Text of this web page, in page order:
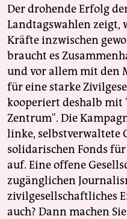
Der drohende Erfolg
Landtagswahlen zeigt,
Kräfte inzwischen
braucht es
und vor allem mit den
für eine starke
kooperiert deshalb
Zentrum". Die
linke, selbstverwaltete
solidarischen Fonds
auf. Eine offene
zugänglichen
zivilgesellschaftliches
auch? Dann machen